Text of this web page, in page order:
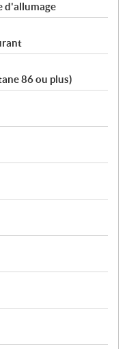
d'allumage
86 ou plus)